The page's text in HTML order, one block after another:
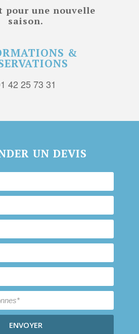
pour une nouvelle
saison.
&
42 25 73 31
UN DEVIS